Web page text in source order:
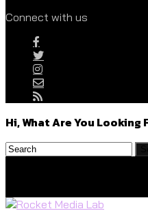
Connect with us
Hi, What Are You Looking